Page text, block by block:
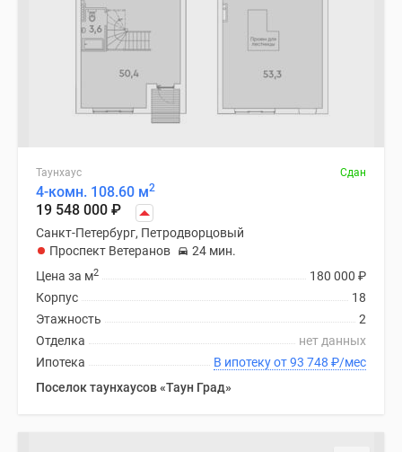
Таунхаус Сдан
4-комн. 108.60 м2
19 548 000 ₽
Санкт-Петербург, Петродворцовый
Проспект Ветеранов
24 мин.
180 000 ₽
Цена за м2
18
Корпус
2
Этажность
нет данных
Отделка
В ипотеку от 93 748 ₽/мес
Ипотека
Поселок таунхаусов «Таун Град»